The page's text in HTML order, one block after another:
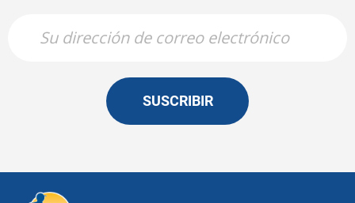
SUSCRIBIR